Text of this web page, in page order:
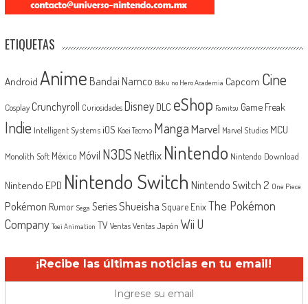
ETIQUETAS
Android Anime Bandai Namco Boku no Hero Academia Capcom Cine
Cosplay Crunchyroll Curiosidades Disney DLC eShop Famitsu Game Freak
Indie Intelligent Systems iOS Koei Tecmo MangaMarvel Marvel Studios MCU
Monolith Soft México Móvil N3DSNetflix Nintendo Nintendo Download
Nintendo EPD Nintendo Switch Nintendo Switch 2 One Piece
Pokémon Rumor Sega SeriesShueisha Square EnixThe Pokémon
Company Toei Animation TV Ventas Ventas Japón Wii U
¡Recibe las últimas noticias en tu email!